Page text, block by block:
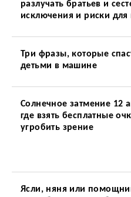
разлучать братьев и
исключения и риски для
Три фразы, которые
детьми в машине
Солнечное затмение 12
где взять бесплатные
угробить зрение
Ясли, няня или